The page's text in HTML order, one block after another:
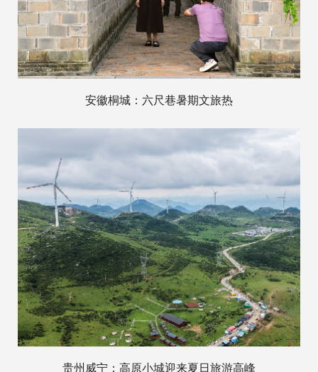
安徽桐城：六尺巷暑期文旅热
贵州威宁：高原小城迎来夏日旅游高峰